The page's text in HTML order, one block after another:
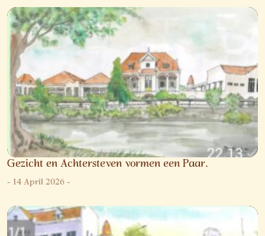
Gezicht en Achtersteven vormen een Paar.
-14 April 2026-